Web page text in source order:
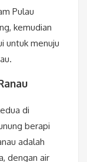
Pulau
kemudian
untuk menuju
di
berapi
adalah
dengan air